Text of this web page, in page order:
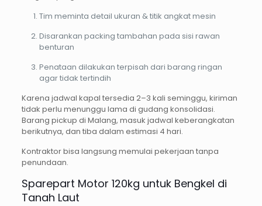
Tim meminta detail ukuran & titik angkat mesin
Disarankan packing tambahan pada sisi rawan
benturan
Penataan dilakukan terpisah dari barang ringan
agar tidak tertindih
Karena jadwal kapal tersedia 2–3 kali seminggu, kiriman
tidak perlu menunggu lama di gudang konsolidasi.
Barang pickup di Malang, masuk jadwal keberangkatan
berikutnya, dan tiba dalam estimasi 4 hari.
Kontraktor bisa langsung memulai pekerjaan tanpa
penundaan.
Sparepart Motor 120kg untuk Bengkel di
Tanah Laut